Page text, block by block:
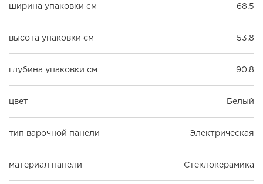
ширина упаковки см 68.5
высота упаковки см 53.8
глубина упаковки см 90.8
цвет Белый
тип варочной панели Электрическая
материал панели Стеклокерамика